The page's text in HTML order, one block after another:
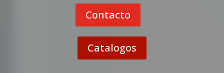
Contacto
Catalogos